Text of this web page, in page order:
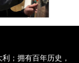
；拥有百年历史，